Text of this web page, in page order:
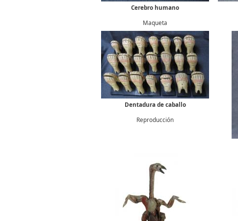
Cerebro humano
Maqueta
Dentadura de caballo
Reproducción